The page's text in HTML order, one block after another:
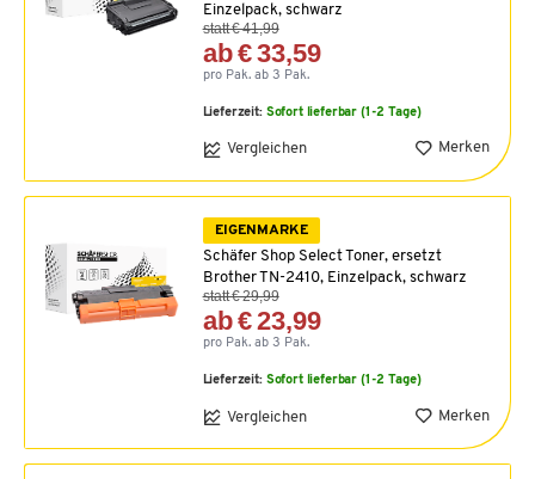
Einzelpack, schwarz
statt € 41,99
ab € 33,59
pro Pak. ab 3 Pak.
Lieferzeit: Sofort lieferbar (1-2 Tage)
Vergleichen Merken
EIGENMARKE
Schäfer Shop Select Toner, ersetzt
Brother TN-2410, Einzelpack, schwarz
statt € 29,99
ab € 23,99
pro Pak. ab 3 Pak.
Lieferzeit: Sofort lieferbar (1-2 Tage)
Vergleichen Merken